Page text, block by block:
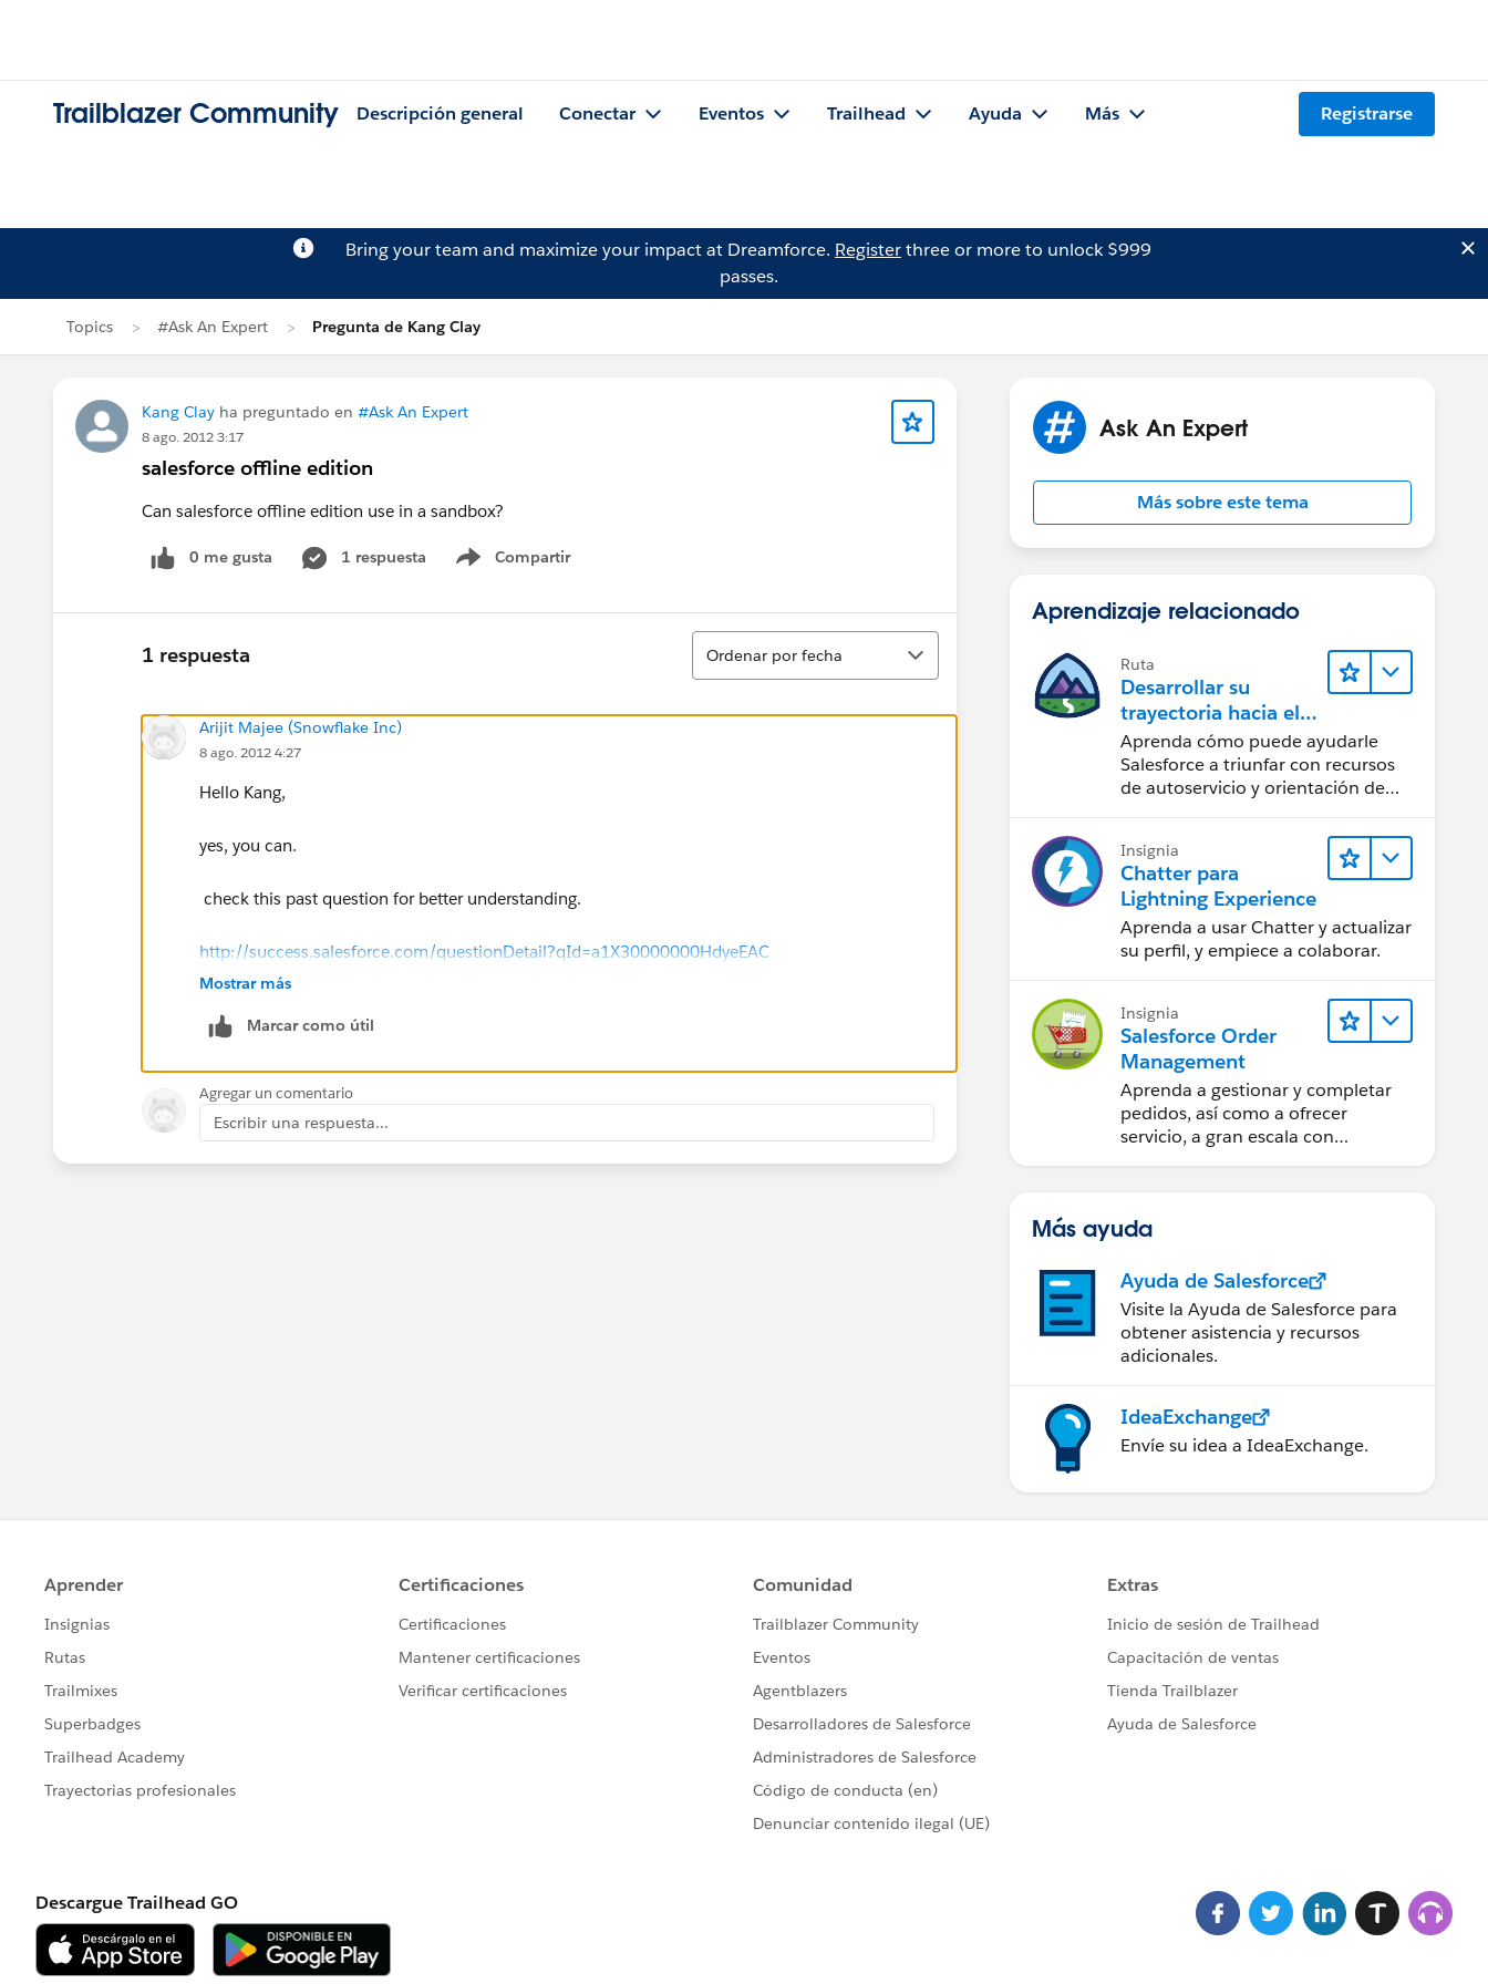
Trailblazer Community Descripción general Conectar Eventos Trailhead Ayuda Más Registrarse
Bring your team and maximize your impact at Dreamforce. Registerthree or more to unlock $999
passes.
Topics #Ask An Expert Pregunta de Kang Clay
Kang Clay ha preguntado en #Ask An Expert
8 ago. 2012 3:17
salesforce offline edition
Can salesforce offline edition use in a sandbox?
0 me gusta 1 respuesta Compartir
Show menu
1 respuesta
Ordenar
Ordenar por fecha
Arijit Majee (Snowflake Inc)
8 ago. 2012 4:27
Hello Kang,
yes, you can.
check this past question for better understanding.
http://success.salesforce.com/questionDetail?qId=a1X30000000HdyeEAC
Mostrar más
Marcar como útil
Agregar un comentario
Escribir una respuesta...
Ask An Expert
Más sobre este tema
Aprendizaje relacionado
Ruta
Desarrollar su
trayectoria hacia el
éxito con la IA con
Salesforce
Aprenda cómo puede ayudarle
Salesforce a triunfar con recursos
de autoservicio y orientación de
Agentforce y expertos en datos.
Insignia
Chatter para
Lightning Experience
Aprenda a usar Chatter y actualizar
su perfil, y empiece a colaborar.
Insignia
Salesforce Order
Management
Aprenda a gestionar y completar
pedidos, así como a ofrecer
servicio, a gran escala con
Más ayuda
Ayuda de Salesforce
Visite la Ayuda de Salesforce para
obtener asistencia y recursos
adicionales.
IdeaExchange
Envíe su idea a IdeaExchange.